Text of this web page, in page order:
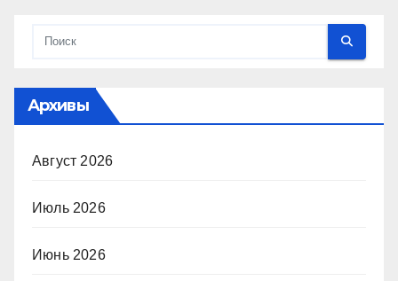
Архивы
Август 2026
Июль 2026
Июнь 2026